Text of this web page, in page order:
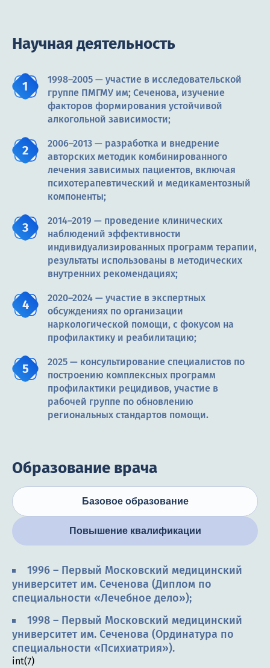
Научная деятельность
1998–2005 — участие в исследовательской
группе ПМГМУ им; Сеченова, изучение
факторов формирования устойчивой
алкогольной зависимости;
2006–2013 — разработка и внедрение
авторских методик комбинированного
лечения зависимых пациентов, включая
психотерапевтический и медикаментозный
компоненты;
2014–2019 — проведение клинических
наблюдений эффективности
индивидуализированных программ терапии,
результаты использованы в методических
внутренних рекомендациях;
2020–2024 — участие в экспертных
обсуждениях по организации
наркологической помощи, с фокусом на
профилактику и реабилитацию;
2025 — консультирование специалистов по
построению комплексных программ
профилактики рецидивов, участие в
рабочей группе по обновлению
региональных стандартов помощи.
Образование врача
Базовое образование
Повышение квалификации
1996 – Первый Московский медицинский
университет им. Сеченова (Диплом по
специальности «Лечебное дело»);
1998 – Первый Московский медицинский
университет им. Сеченова (Ординатура по
специальности «Психиатрия»).
int(7)